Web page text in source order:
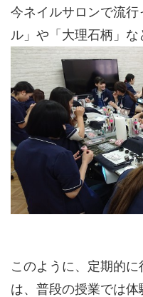
今ネイルサロンで流
ル」や「大理石柄」な
このように、定期的に
は、普段の授業では